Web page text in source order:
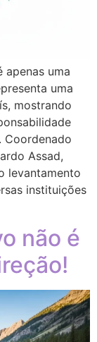
apenas uma
uma
mostrando
Coordenado
Assad,
levantamento
instituições
não é